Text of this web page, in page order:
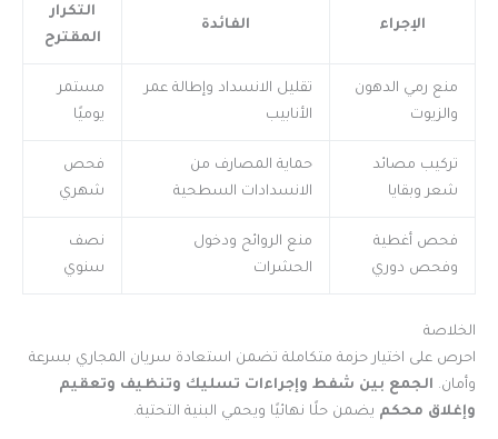
الإجراء الفائدة
التكرار
المقترح
منع رمي الدهون
والزيوت
تقليل الانسداد وإطالة عمر
الأنابيب
مستمر
يوميًا
تركيب مصائد
شعر وبقايا
حماية المصارف من
الانسدادات السطحية
فحص
شهري
فحص أغطية
وفحص دوري
منع الروائح ودخول
الحشرات
نصف
سنوي
الخلاصة
احرص على اختيار حزمة متكاملة تضمن استعادة سريان المجاري بسرعة
وأمان. الجمع بين شفط وإجراءات تسليك وتنظيف وتعقيم
وإغلاق محكم يضمن حلًا نهائيًا ويحمي البنية التحتية.